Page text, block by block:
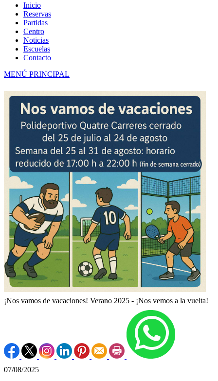
Inicio
Reservas
Partidas
Centro
Noticias
Escuelas
Contacto
MENÚ PRINCIPAL
¡Nos vamos de vacaciones! Verano 2025 - ¡Nos vemos a la vuelta!
07/08/2025